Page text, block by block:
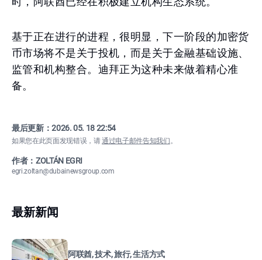
基于正在进行的进程，很明显，下一阶段的加密货
币市场将不是关于投机，而是关于金融基础设施、
监管和机构整合。迪拜正为这种未来做着精心准
备。
最后更新：2026. 05. 18 22:54
如果您在此页面发现错误，请通过电子邮件告知我们。
作者：ZOLTÁN EGRI
egri.zoltan@dubainewsgroup.com
最新新闻
阿联酋, 技术, 旅行, 生活方式